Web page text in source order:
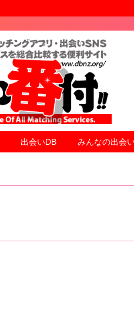
出会いDB みんなの出会